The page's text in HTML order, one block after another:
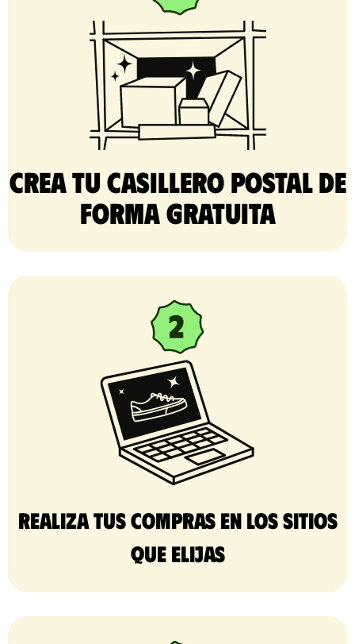
Crea tu casillero postal de
forma gratuita​
Realiza tus compras en los sitios
que elijas